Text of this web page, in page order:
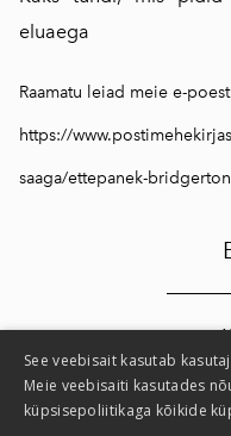
eluaega
Raamatu leiad meie e-
https://
saaga/ettepanek-
Privaatsusteatis
See veebisait kasutab
Meie veebisaiti kasutades
küpsisepoliitikaga kõikide